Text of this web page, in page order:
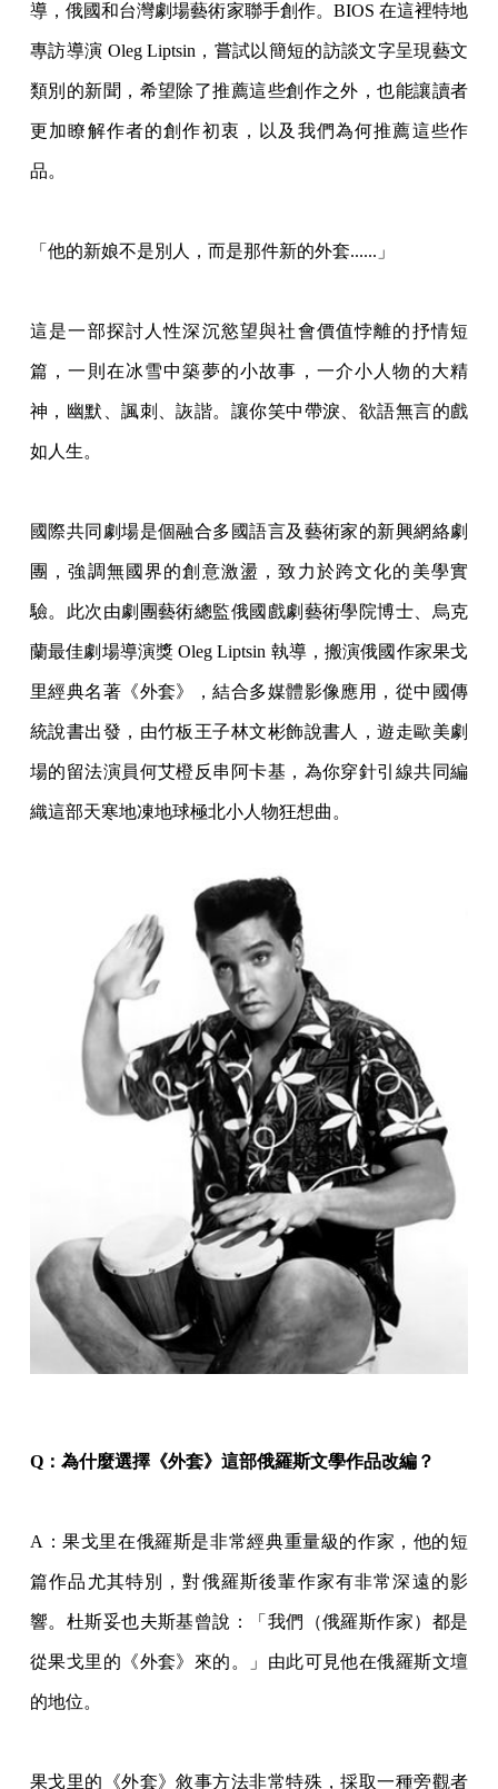
導，俄國和台灣劇場藝術家聯手創作。BIOS 在這裡特地
專訪導演 Oleg Liptsin， 嘗試以簡短的訪談文字呈現藝文
類別的新聞，希望除了推薦這些創作之外，也能讓讀者
更加瞭解作者的創作初衷，以及我們為何推薦這些作
品。
「他的新娘不是別人，而是那件新的外套......」
這是一部探討人性深沉慾望與社會價值悖離的抒情短
篇，一則在冰雪中築夢的小故事，一介小人物的大精
神，幽默、諷刺、詼諧。讓你笑中帶淚、欲語無言的戲
如人生。
國際共同劇場是個融合多國語言及藝術家的新興網絡劇
團，強調無國界的創意激盪，致力於跨文化的美學實
驗。此次由劇團藝術總監俄國戲劇藝術學院博士、烏克
蘭最佳劇場導演獎Oleg Liptsin 執導，搬演俄國作家果戈
里經典名著《外套》，結合多媒體影像應用，從中國傳
統說書出發，由竹板王子林文彬飾說書人，遊走歐美劇
場的留法演員何艾橙反串阿卡基，為你穿針引線共同編
織這部天寒地凍地球極北小人物狂想曲。
Q：為什麼選擇《外套》這部俄羅斯文學作品改編？
A ：果戈里在俄羅斯是非常經典重量級的作家，他的短
篇作品尤其特別，對俄羅斯後輩作家有非常深遠的影
響。杜斯妥也夫斯基曾說：「我們（俄羅斯作家）都是
從果戈里的《外套》來的。」由此可見他在俄羅斯文壇
的地位。
果戈里的《外套》敘事方法非常特殊，採取一種旁觀者